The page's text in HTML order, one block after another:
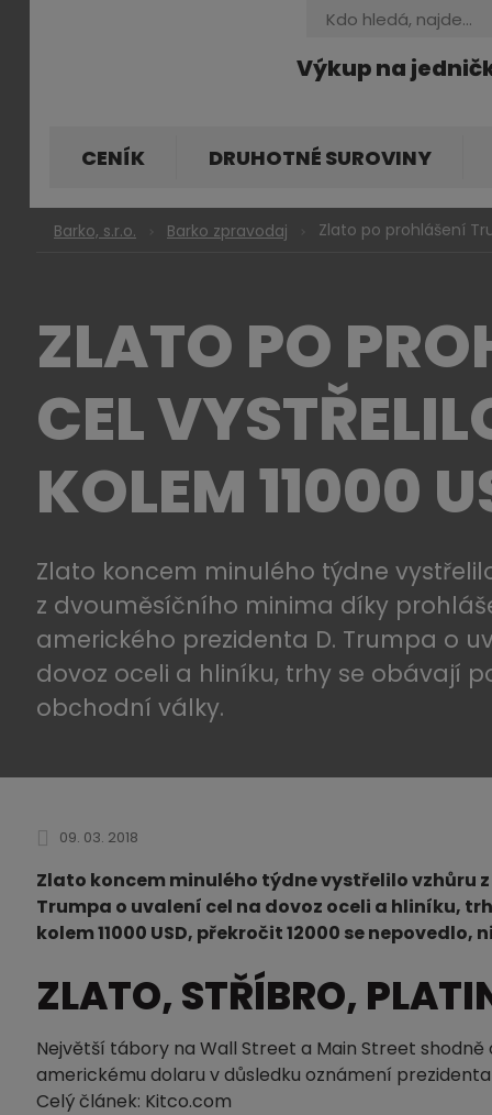
Výkup na
Vyhledávání
CENÍK DRUHOTNÉ SUROVINY
Barko, s.r.o. Barko zpravodaj Zlato po prohlášení
ZLATO PO
CEL
KOLEM 11000
Zlato koncem minulého týdne
z dvouměsíčního minima díky
amerického prezidenta D. Trumpa o
dovoz oceli a hliníku, trhy se obávají
obchodní války.
09. 03. 2018
Zlato koncem minulého týdne vystřelilo vzhůru
Trumpa o uvalení cel na dovoz oceli a hliníku,
kolem 11000 USD, překročit 12000 se
ZLATO, STŘÍBRO,
Největší tábory na Wall Street a Main Street
americkému dolaru v důsledku oznámení
Celý článek: Kitco.com